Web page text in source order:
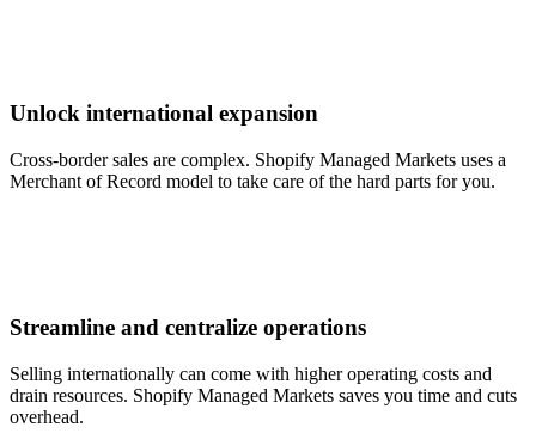
Unlock international expansion
Cross-border sales are complex. Shopify Managed Markets uses a
Merchant of Record model to take care of the hard parts for you.
Streamline and centralize operations
Selling internationally can come with higher operating costs and
drain resources. Shopify Managed Markets saves you time and cuts
overhead.